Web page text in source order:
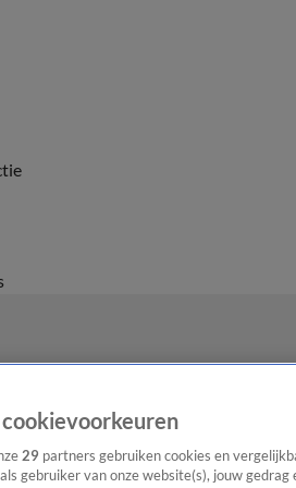
29 partners gebruiken cookies en
gebruiker van onze website(s), jouw gedrag